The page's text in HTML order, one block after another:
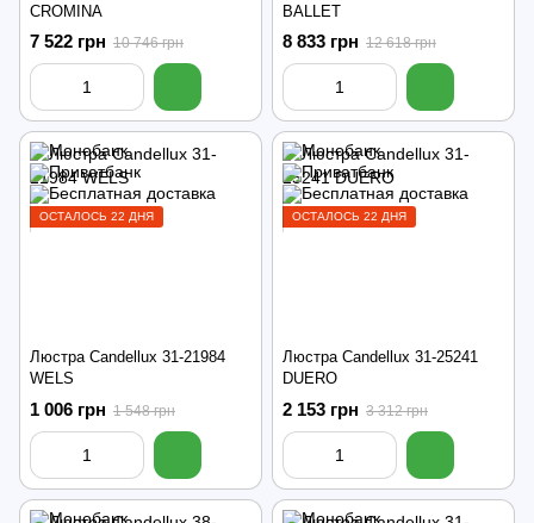
CROMINA
7 522 грн 10 746 грн
BALLET
8 833 грн 12 618 грн
ОСТАЛОСЬ 22 ДНЯ
Люстра Candellux 31-21984
WELS
1 006 грн 1 548 грн
ОСТАЛОСЬ 22 ДНЯ
Люстра Candellux 31-25241
DUERO
2 153 грн 3 312 грн